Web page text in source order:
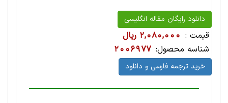
دانلود رایگان مقاله انگلیسی
قیمت : 2,080,000 ریال
شناسه محصول: 2006977
خرید ترجمه فارسی و دانلود